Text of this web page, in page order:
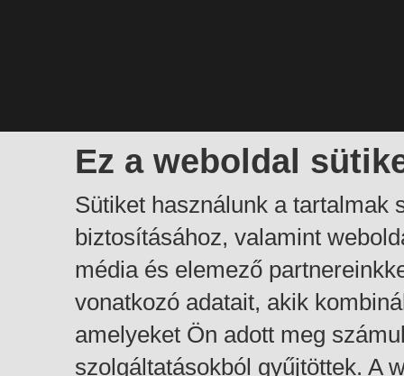
Ez a weboldal
Sütiket használunk a tartalmak
biztosításához, valamint
média és elemező
vonatkozó adatait, akik
amelyeket Ön adott meg
szolgáltatásokból gyűjtöttek. A